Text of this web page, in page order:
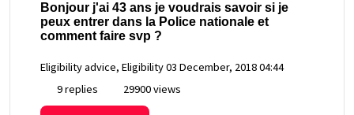
Bonjour j'ai 43 ans je voudrais savoir si je
peux entrer dans la Police nationale et
comment faire svp ?
Eligibility advice, Eligibility03 December, 2018 04:44
9 replies
29900 views